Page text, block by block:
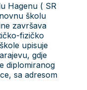
Hagenu ( SR
školu
završava
fizičko
upisuje
gdje
diplomiranog
sa adresom